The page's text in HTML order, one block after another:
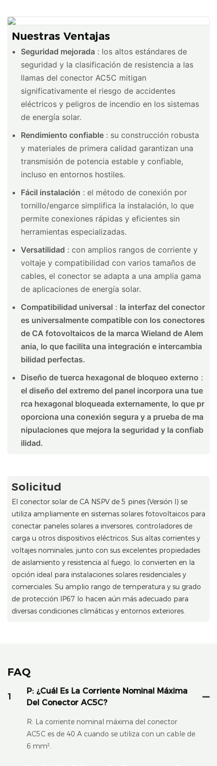
Nuestras Ventajas
Seguridad mejorada : los altos estándares de
seguridad y la clasificación de resistencia a las
llamas del conector AC5C mitigan
significativamente el riesgo de accidentes
eléctricos y peligros de incendio en los sistemas
de energía solar.
Rendimiento confiable : su construcción robusta
y materiales de primera calidad garantizan una
transmisión de potencia estable y confiable,
incluso en entornos hostiles.
Fácil instalación : el método de conexión por
tornillo/engarce simplifica la instalación, lo que
permite conexiones rápidas y eficientes sin
herramientas especializadas.
Versatilidad : con amplios rangos de corriente y
voltaje y compatibilidad con varios tamaños de
cables, el conector se adapta a una amplia gama
de aplicaciones de energía solar.
Compatibilidad universal : la interfaz del conector
es universalmente compatible con los conectores
de CA fotovoltaicos de la marca Wieland de Alem
ania, lo que facilita una integración e intercambia
bilidad perfectas.
Diseño de tuerca hexagonal de bloqueo externo :
el diseño del extremo del panel incorpora una tue
rca hexagonal bloqueada externamente, lo que pr
oporciona una conexión segura y a prueba de ma
nipulaciones que mejora la seguridad y la confiab
ilidad.
Solicitud
El conector solar de CA NSPV de 5 pines (Versión I) se
utiliza ampliamente en sistemas solares fotovoltaicos para
conectar paneles solares a inversores, controladores de
carga u otros dispositivos eléctricos. Sus altas corrientes y
voltajes nominales, junto con sus excelentes propiedades
de aislamiento y resistencia al fuego, lo convierten en la
opción ideal para instalaciones solares residenciales y
comerciales. Su amplio rango de temperatura y su grado
de protección IP67 lo hacen aún más adecuado para
diversas condiciones climáticas y entornos exteriores.
FAQ
1
P: ¿Cuál Es La Corriente Nominal Máxima
Del Conector AC5C?
R: La corriente nominal máxima del conector
AC5C es de 40 A cuando se utiliza con un cable de
6 mm².